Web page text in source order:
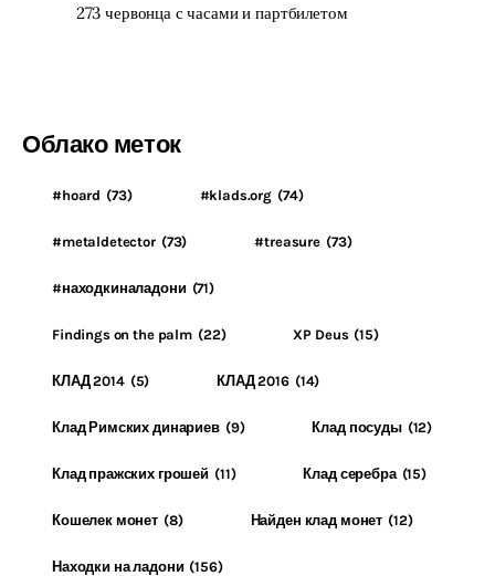
273 червонца с часами и партбилетом
Облако меток
#hoard (73) #klads.org (74)
#metaldetector (73) #treasure (73)
#находкиналадони (71)
Findings on the palm (22) XP Deus (15)
КЛАД 2014 (5) КЛАД 2016 (14)
Клад Римских динариев (9) Клад посуды (12)
Клад пражских грошей (11) Клад серебра (15)
Кошелек монет (8) Найден клад монет (12)
Находки на ладони (156)